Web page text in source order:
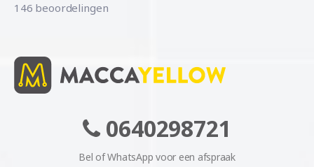
146 beoordelingen
0640298721
Bel of WhatsApp voor een afspraak